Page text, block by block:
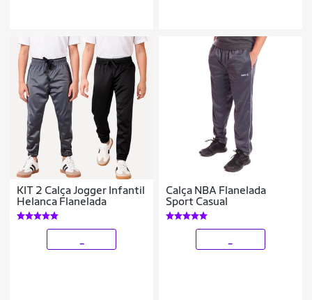
KIT 2 Calça Jogger Infantil
Helanca Flanelada
Calça NBA Flanelada
Sport Casual